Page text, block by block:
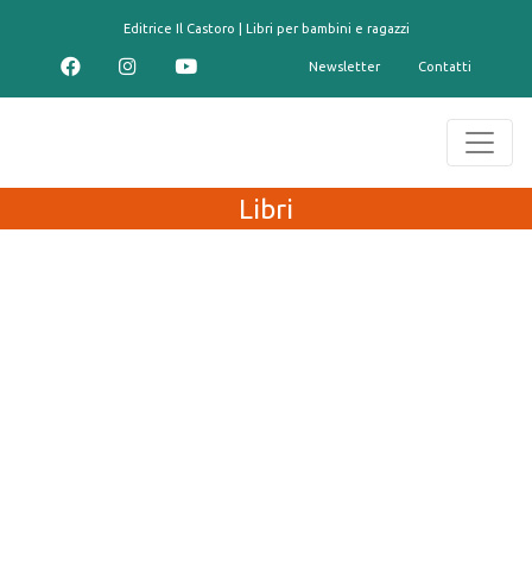
Editrice Il Castoro | Libri per bambini e ragazzi
Newsletter Contatti
Libri